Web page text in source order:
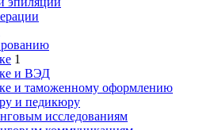
1
и ВЭД
и таможенному оформлению
и педикюру
исследованиям